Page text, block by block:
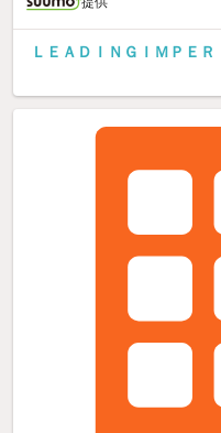
ＬＥＡＤＩＮＧＩＭＰＥ